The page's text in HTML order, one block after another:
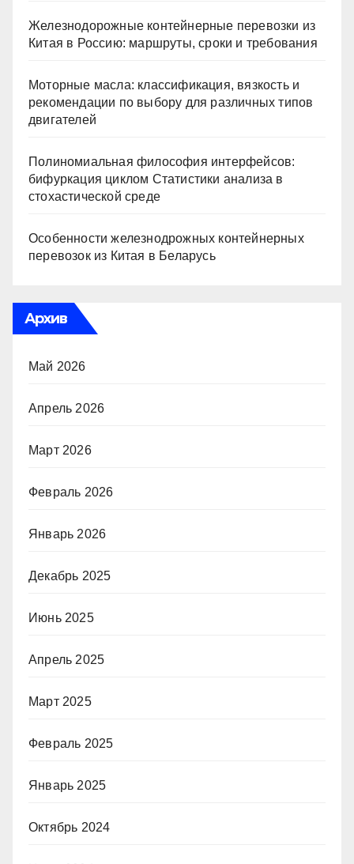
Железнодорожные контейнерные перевозки из
Китая в Россию: маршруты, сроки и требования
Моторные масла: классификация, вязкость и
рекомендации по выбору для различных типов
двигателей
Полиномиальная философия интерфейсов:
бифуркация циклом Статистики анализа в
стохастической среде
Особенности железнодрожных контейнерных
перевозок из Китая в Беларусь
Архив
Май 2026
Апрель 2026
Март 2026
Февраль 2026
Январь 2026
Декабрь 2025
Июнь 2025
Апрель 2025
Март 2025
Февраль 2025
Январь 2025
Октябрь 2024